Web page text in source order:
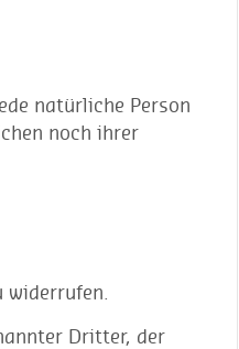
natürliche Person
noch ihrer
widerrufen.
Dritter, der